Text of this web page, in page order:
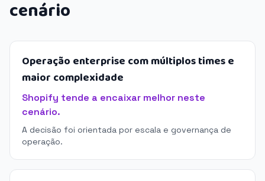
cenário
Operação enterprise com múltiplos times e
maior complexidade
Shopify tende a encaixar melhor neste
cenário.
A decisão foi orientada por escala e governança de
operação.